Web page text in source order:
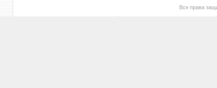
Все права